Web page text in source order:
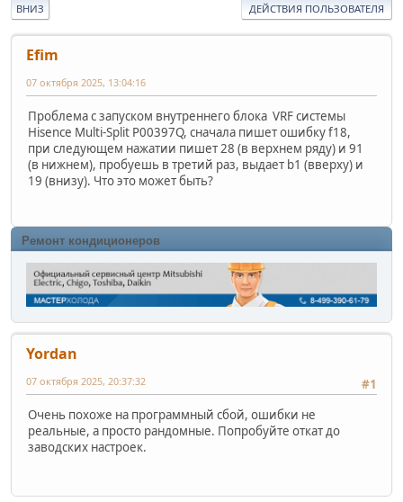
ВНИЗ ДЕЙСТВИЯ ПОЛЬЗОВАТЕЛЯ
Efim
07 октября 2025, 13:04:16
Проблема с запуском внутреннего блока VRF системы
Hisence Multi-Split P00397Q, сначала пишет ошибку f18,
при следующем нажатии пишет 28 (в верхнем ряду) и 91
(в нижнем), пробуешь в третий раз, выдает b1 (вверху) и
19 (внизу). Что это может быть?
Ремонт кондиционеров
Yordan
#1
07 октября 2025, 20:37:32
Очень похоже на программный сбой, ошибки не
реальные, а просто рандомные. Попробуйте откат до
заводских настроек.